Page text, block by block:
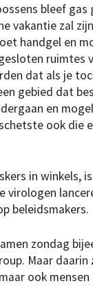
bleef gas
vakantie zal
handgel en
ruimtes
dat als je
gebied dat
en
ook die
in winkels,
virologen
beleidsmakers.
zondag
Maar daarin
ook